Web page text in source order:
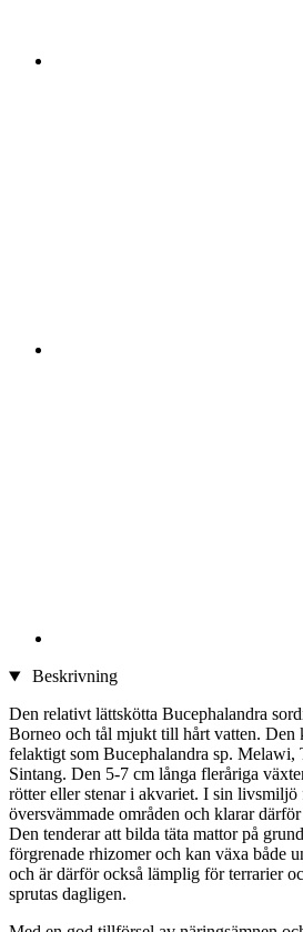
Beskrivning
Den relativt lättskötta Bucephalandra
Borneo och tål mjukt till hårt vatten. Den
felaktigt som Bucephalandra sp.
Sintang. Den 5-7 cm långa fleråriga
rötter eller stenar i akvariet. I sin
översvämmade områden och klarar
Den tenderar att bilda täta mattor på
förgrenade rhizomer och kan växa både
och är därför också lämplig för terrarier
sprutas dagligen.